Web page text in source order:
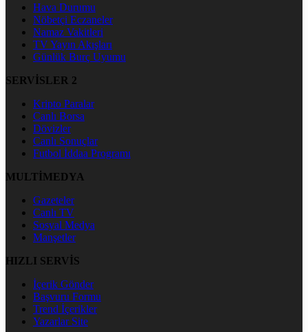
Hava Durumu
Nöbetçi Eczaneler
Namaz Vakitleri
TV Yayın Akışları
Günlük Burç Uyumu
SERVİSLER 2
Kripto Paralar
Canlı Borsa
Dövizler
Canlı Sonuçlar
Futbol İddaa Programı
MULTİMEDYA
Gazeteler
Canlı TV
Sosyal Medya
Manşetler
HIZLI SERVİS
İçerik Gönder
Başvuru Formu
Trend İçerikler
Yazarlar Site